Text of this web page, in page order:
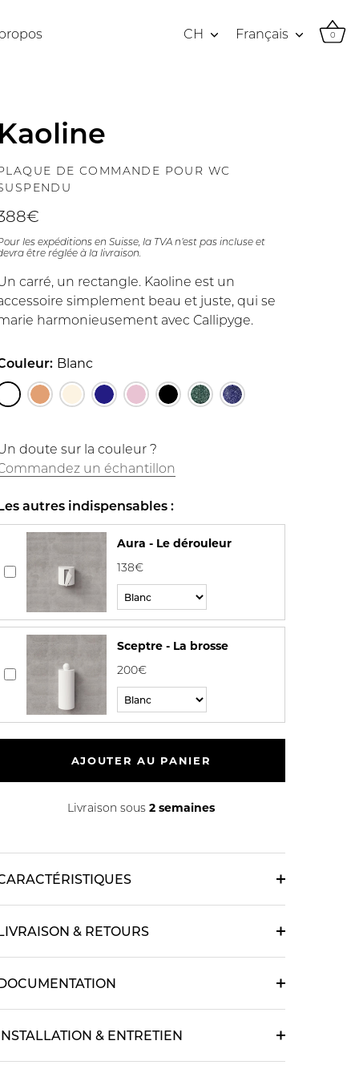
Devise
CH Langue
Français 0
Kaoline
DE COMMANDE POUR WC
les expéditions en Suisse, la TVA n’est pas incluse et
être réglée à la livraison.
carré, un rectangle. Kaoline est un
simplement beau et juste, qui se
harmonieusement avec Callipyge.
Blanc
doute sur la couleur ?
un échantillon
autres indispensables :
Aura - Le dérouleur
138€
Sceptre - La brosse
200€
AJOUTER AU PANIER
Livraison sous 2 semaines
& RETOURS
& ENTRETIEN